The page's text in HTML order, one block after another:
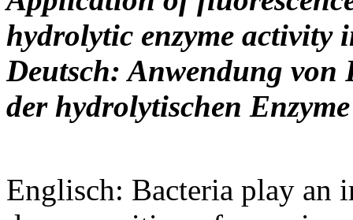
hydrolytic enzyme activity
Deutsch: Anwendung von
der hydrolytischen
Englisch: Bacteria play an